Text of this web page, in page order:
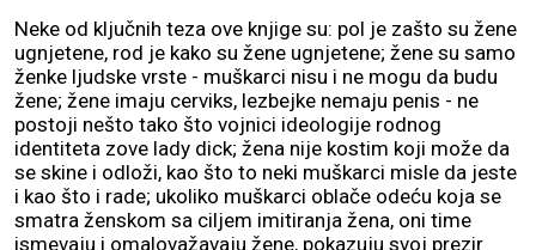
Neke od ključnih teza ove knjige su: pol je zašto su žene
ugnjetene, rod je kako su žene ugnjetene; žene su samo
ženke ljudske vrste - muškarci nisu i ne mogu da budu
žene; žene imaju cerviks, lezbejke nemaju penis - ne
postoji nešto tako što vojnici ideologije rodnog
identiteta zove lady dick; žena nije kostim koji može da
se skine i odloži, kao što to neki muškarci misle da jeste
i kao što i rade; ukoliko muškarci oblače odeću koja se
smatra ženskom sa ciljem imitiranja žena, oni time
ismevaju i omalovažavaju žene, pokazuju svoj prezir